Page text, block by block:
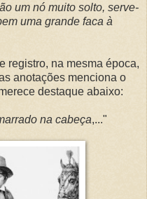
um nó muito solto, serve-
uma grande faca à
registro, na mesma época,
anotações menciona o
destaque abaixo:
na cabeça,..."